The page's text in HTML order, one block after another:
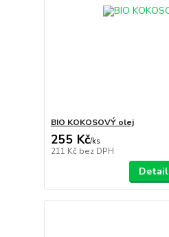
BIO KOKOSOVÝ olej
255 Kč/ks
211 Kč bez DPH
Detail